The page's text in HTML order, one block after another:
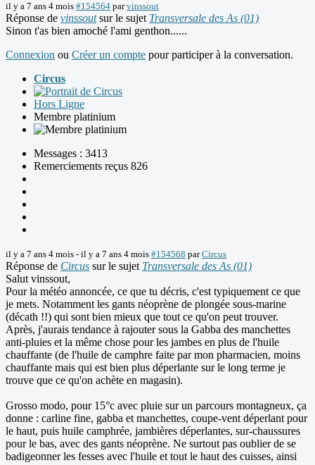
il y a 7 ans 4 mois #154564 parvinssout
Réponse de vinssoutsur le sujet Transversale des As (01)
Sinon t'as bien amoché l'ami genthon......
Connexion ou Créer un compte pour participer à la conversation.
Circus
Hors Ligne
Membre platinium
Messages : 3413
Remerciements reçus 826
il y a 7 ans 4 mois - il y a 7 ans 4 mois #154568 parCircus
Réponse de Circus sur le sujet Transversale des As (01)
Salut vinssout,
Pour la météo annoncée, ce que tu décris, c'est typiquement ce que
je mets. Notamment les gants néoprène de plongée sous-marine
(décath !!) qui sont bien mieux que tout ce qu'on peut trouver.
Après, j'aurais tendance à rajouter sous la Gabba des manchettes
anti-pluies et la même chose pour les jambes en plus de l'huile
chauffante (de l'huile de camphre faite par mon pharmacien, moins
chauffante mais qui est bien plus déperlante sur le long terme je
trouve que ce qu'on achète en magasin).
Grosso modo, pour 15°c avec pluie sur un parcours montagneux, ça
donne : carline fine, gabba et manchettes, coupe-vent déperlant pour
le haut, puis huile camphrée, jambières déperlantes, sur-chaussures
pour le bas, avec des gants néoprène. Ne surtout pas oublier de se
badigeonner les fesses avec l'huile et tout le haut des cuisses, ainsi